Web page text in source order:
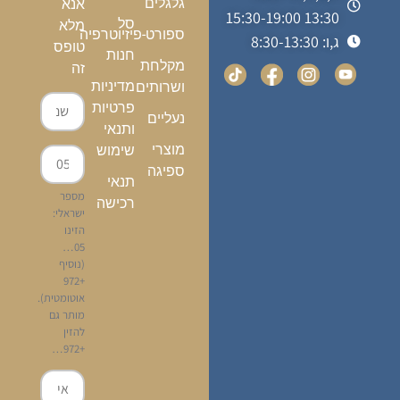
13:30 15:30-19:00
ג,ו: 8:30-13:30
ספורט-פיזיוטרפיה
מקלחת
ושרותים
נעליים
מוצרי
ספיגה
סל
חנות
מדיניות
פרטיות
ותנאי
שימוש
תנאי
רכישה
אנא
מלא
טופס
זה
מספר
ישראלי:
הזינו
05…
(נוסיף
+972
אוטומטית).
מותר גם
להזין
+972…